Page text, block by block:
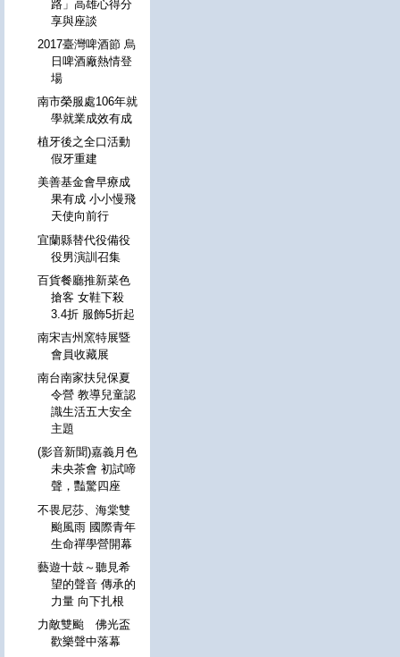
路」高雄心得分
享與座談
2017臺灣啤酒節 烏
日啤酒廠熱情登
場
南市榮服處106年就
學就業成效有成
植牙後之全口活動
假牙重建
美善基金會早療成
果有成 小小慢飛
天使向前行
宜蘭縣替代役備役
役男演訓召集
百貨餐廳推新菜色
搶客 女鞋下殺
3.4折 服飾5折起
南宋吉州窯特展暨
會員收藏展
南台南家扶兒保夏
令營 教導兒童認
識生活五大安全
主題
(影音新聞)嘉義月色
未央茶會 初試啼
聲，豔驚四座
不畏尼莎、海棠雙
颱風雨 國際青年
生命禪學營開幕
藝遊十鼓～聽見希
望的聲音 傳承的
力量 向下扎根
力敵雙颱 佛光盃
歡樂聲中落幕